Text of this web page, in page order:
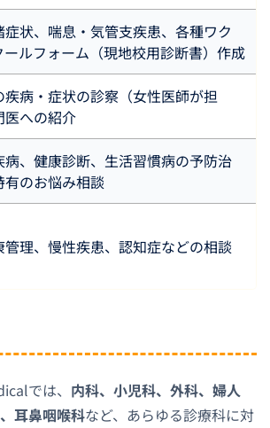
状、喘息・気管支疾患、各種ワク
ールフォーム（現地校用診断書）作成
疾病・症状の診察（女性医師が担
医への紹介
病、健康診断、生活習慣病の予防治
のお悩み相談
管理、慢性疾患、認知症などの相談
では、 内科、小児科、外科、婦人
耳鼻咽喉科など、あらゆる診療科に対